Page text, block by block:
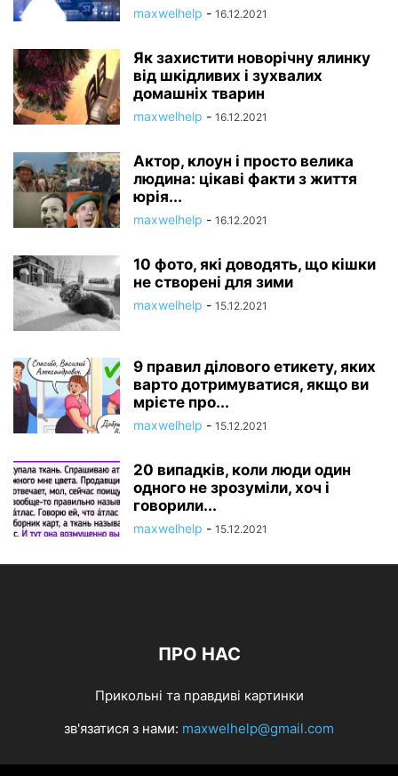
maxwelhelp - 16.12.2021
Як захистити новорічну ялинку
від шкідливих і зухвалих
домашніх тварин
maxwelhelp - 16.12.2021
Актор, клоун і просто велика
людина: цікаві факти з життя
юрія...
maxwelhelp - 16.12.2021
10 фото, які доводять, що кішки
не створені для зими
maxwelhelp - 15.12.2021
9 правил ділового етикету, яких
варто дотримуватися, якщо ви
мрієте про...
maxwelhelp - 15.12.2021
20 випадків, коли люди один
одного не зрозуміли, хоч і
говорили...
maxwelhelp - 15.12.2021
ПРО НАС
Прикольні та правдиві картинки
зв'язатися з нами: maxwelhelp@gmail.com